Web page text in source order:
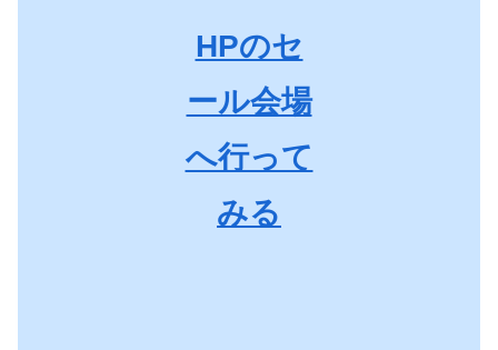
HPのセ
ール会場
へ行って
みる